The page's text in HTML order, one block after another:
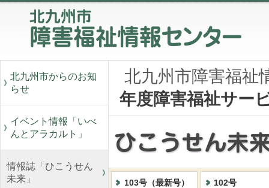
北九州市からのお知
らせ
イベント情報「いべ
んとアラカルト」
情報誌「ひこうせん
未来」
北九州市障害福祉
年度障害福祉サー
103号（最新号） 102号